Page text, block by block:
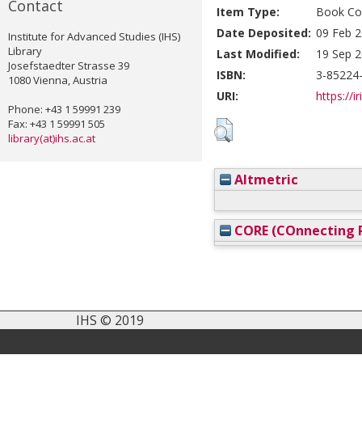
Contact
Institute for Advanced Studies (IHS)
Library
Josefstaedter Strasse 39
1080 Vienna, Austria
Phone: +43 1 59991 239
Fax: +43 1 59991 505
library(at)ihs.ac.at
Item Type:
Book
Date Deposited: 09 Feb
Last Modified:
19 Sep
ISBN:
3-
URI:
https://
Altmetric
CORE (COnnecting
IHS © 2019